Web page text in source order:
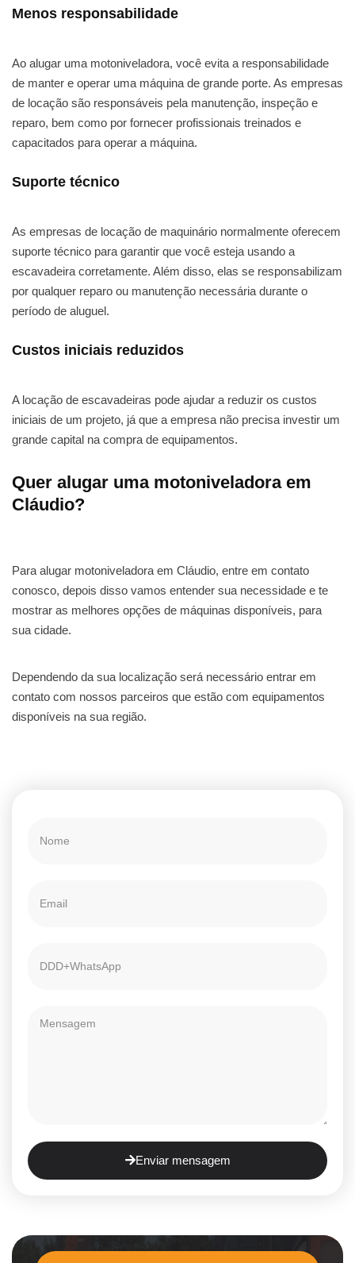
Menos responsabilidade
Ao alugar uma motoniveladora, você evita a responsabilidade
de manter e operar uma máquina de grande porte. As empresas
de locação são responsáveis pela manutenção, inspeção e
reparo, bem como por fornecer profissionais treinados e
capacitados para operar a máquina.
Suporte técnico
As empresas de locação de maquinário normalmente oferecem
suporte técnico para garantir que você esteja usando a
escavadeira corretamente. Além disso, elas se responsabilizam
por qualquer reparo ou manutenção necessária durante o
período de aluguel.
Custos iniciais reduzidos
A locação de escavadeiras pode ajudar a reduzir os custos
iniciais de um projeto, já que a empresa não precisa investir um
grande capital na compra de equipamentos.
Quer alugar uma motoniveladora em
Cláudio?
Para alugar motoniveladora em Cláudio, entre em contato
conosco, depois disso vamos entender sua necessidade e te
mostrar as melhores opções de máquinas disponíveis, para
sua cidade.
Dependendo da sua localização será necessário entrar em
contato com nossos parceiros que estão com equipamentos
disponíveis na sua região.
Enviar mensagem